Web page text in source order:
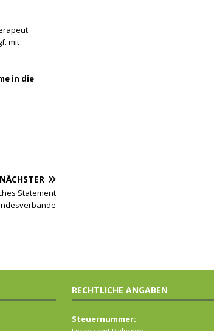
mit
in die
NÄCHSTER
Statement
RECHTLICHE ANGABEN
Steuernummer: